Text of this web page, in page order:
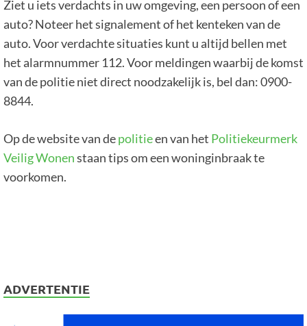
Ziet u iets verdachts in uw omgeving, een persoon of een
auto? Noteer het signalement of het kenteken van de
auto. Voor verdachte situaties kunt u altijd bellen met
het alarmnummer 112. Voor meldingen waarbij de komst
van de politie niet direct noodzakelijk is, bel dan: 0900-
8844.
Op de website van depolitieen van het Politiekeurmerk
Veilig Wonenstaan tips om een woninginbraak te
voorkomen.
ADVERTENTIE